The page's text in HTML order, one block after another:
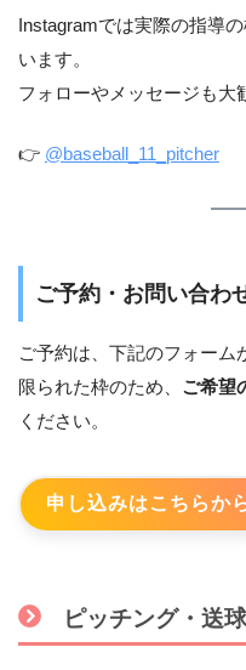
Instagramでは実際の指導
います。
フォローやメッセージも大
👉 @baseball_11_pitcher
ご予約・お問い合わ
ご予約は、下記のフォーム
限られた枠のため、 ご希望
ください。
申し込みはこちらか
ピッチング・送